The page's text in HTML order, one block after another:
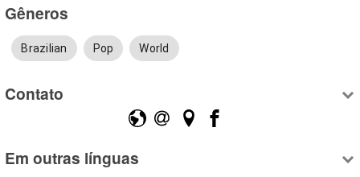
Gêneros
Brazilian Pop World
Contato
Em outras línguas